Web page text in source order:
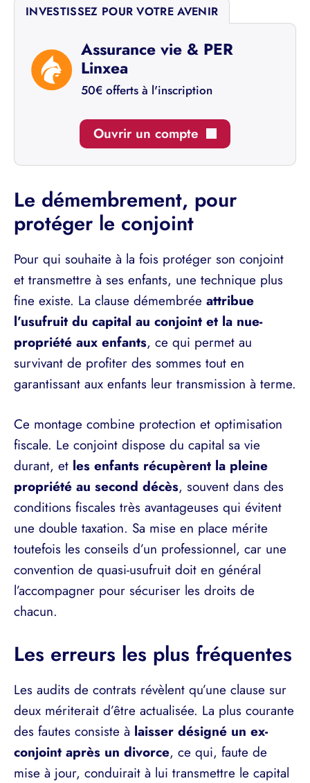
INVESTISSEZ POUR VOTRE AVENIR
Assurance vie & PER
Linxea
50€ offerts à l'inscription
Ouvrir un compte
Le démembrement, pour
protéger le conjoint
Pour qui souhaite à la fois protéger son conjoint
et transmettre à ses enfants, une technique plus
fine existe. La clause démembrée attribue
l’usufruit du capital au conjoint et la nue-
propriété aux enfants, ce qui permet au
survivant de profiter des sommes tout en
garantissant aux enfants leur transmission à terme.
Ce montage combine protection et optimisation
fiscale. Le conjoint dispose du capital sa vie
durant, et les enfants récupèrent la pleine
propriété au second décès, souvent dans des
conditions fiscales très avantageuses qui évitent
une double taxation. Sa mise en place mérite
toutefois les conseils d’un professionnel, car une
convention de quasi-usufruit doit en général
l’accompagner pour sécuriser les droits de
chacun.
Les erreurs les plus fréquentes
Les audits de contrats révèlent qu’une clause sur
deux mériterait d’être actualisée. La plus courante
des fautes consiste à laisser désigné un ex-
conjoint après un divorce, ce qui, faute de
mise à jour, conduirait à lui transmettre le capital